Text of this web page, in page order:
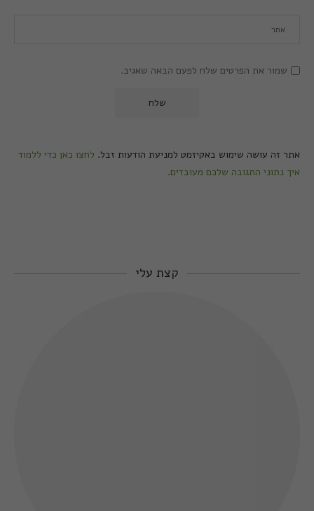
שמור את הפרטים שלח לפעם הבאה שאגיב.
אתר זה עושה שימוש באקיזמט למניעת הודעות זבל. לחצו כאן כדי ללמוד
איך נתוני התגובה שלכם מעובדים.
קצת עלי